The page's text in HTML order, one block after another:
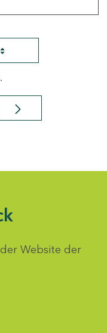
Website der
auswählen